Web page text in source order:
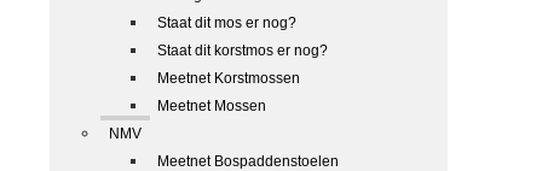
Staat dit mos er nog?
Staat dit korstmos er nog?
Meetnet Korstmossen
Meetnet Mossen
NMV
Meetnet Bospaddenstoelen